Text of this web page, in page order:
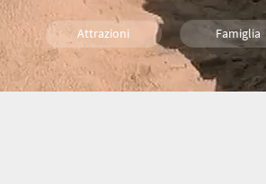
Attrazioni Famiglia
Bambini